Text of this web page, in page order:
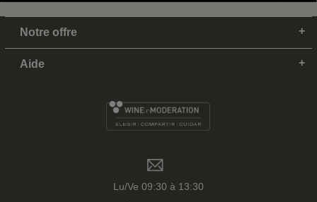
Notre offre
Aide
Lu/Ve 09:30 à 13:30